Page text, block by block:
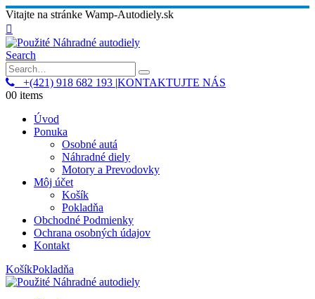
Vitajte na stránke Wamp-Autodiely.sk
Search
+(421) 918 682 193 |KONTAKTUJTE NÁS
00 items
Úvod
Ponuka
Osobné autá
Náhradné diely
Motory a Prevodovky
Môj účet
Košík
Pokladňa
Obchodné Podmienky
Ochrana osobných údajov
Kontakt
KošíkPokladňa